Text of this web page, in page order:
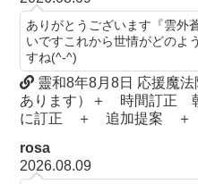
ありがとうございます『雲外
いですこれから世情がどのよ
すね(^-^)
靈和8年8月8日 応援魔
あります）＋ 時間訂正
に訂正 ＋ 追加提案 ＋
rosa
2026.08.09